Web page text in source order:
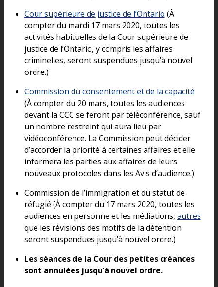
Cour supérieure de justice de l’Ontario (À
compter du mardi 17 mars 2020, toutes les
activités habituelles de la Cour supérieure de
justice de l’Ontario, y compris les affaires
criminelles, seront suspendues jusqu’à nouvel
ordre.)
Commission du consentement et de la capacité
(À compter du 20 mars, toutes les audiences
devant la CCC se feront par téléconférence, sauf
un nombre restreint qui aura lieu par
vidéoconférence. La Commission peut décider
d’accorder la priorité à certaines affaires et elle
informera les parties aux affaires de leurs
nouveaux protocoles dans les Avis d’audience.)
Commission de l’immigration et du statut de
réfugié (À compter du 17 mars 2020, toutes les
audiences en personne et les médiations, autres
que les révisions des motifs de la détention
seront suspendues jusqu’à nouvel ordre.)
Les séances de la Cour des petites créances
sont annulées jusqu’à nouvel ordre.